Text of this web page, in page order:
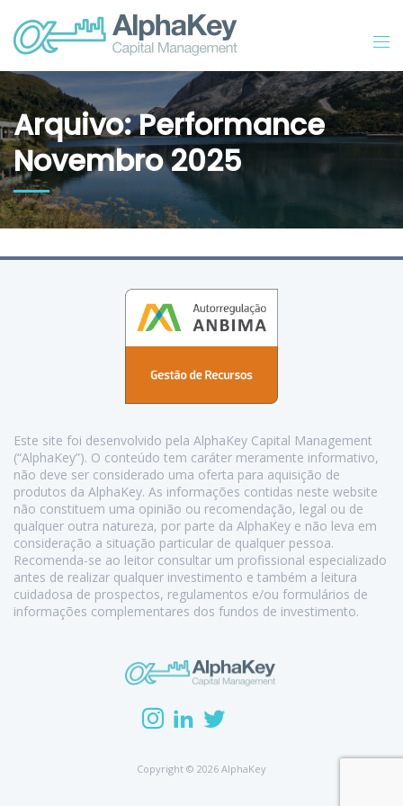
Arquivo: Performance
Novembro 2025
Este site foi desenvolvido pela AlphaKey Capital Management
(“AlphaKey”). O conteúdo tem caráter meramente informativo,
não deve ser considerado uma oferta para aquisição de
produtos da AlphaKey. As informações contidas neste website
não constituem uma opinião ou recomendação, legal ou de
qualquer outra natureza, por parte da AlphaKey e não leva em
consideração a situação particular de qualquer pessoa.
Recomenda-se ao leitor consultar um profissional especializado
antes de realizar qualquer investimento e também a leitura
cuidadosa de prospectos, regulamentos e/ou formulários de
informações complementares dos fundos de investimento.
Copyright © 2026 AlphaKey